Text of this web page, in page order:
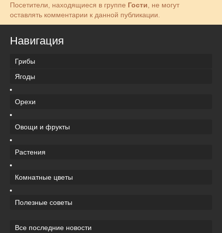
Посетители, находящиеся в группе Гости , не могут
оставлять комментарии к данной публикации.
Навигация
Грибы
Ягоды
Орехи
Овощи и фрукты
Растения
Комнатные цветы
Полезные советы
Все последние новости